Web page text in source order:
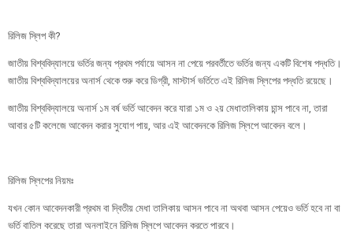
রিলিজ স্লিপ কী?
জাতীয় বিশ্ববিদ্যালয়ে ভর্তির জন্য প্রথম পর্যায়ে আসন না পেয়ে পরবর্তীতে ভর্তির জন্য একটি বিশেষ পদ্ধতি।
জাতীয় বিশ্ববিদ্যালয়ের অনার্স থেকে শুরু করে ডিগ্রী, মাস্টার্স ভর্তিতে এই রিলিজ স্লিপের পদ্ধতি রয়েছে।
জাতীয় বিশ্ববিদ্যালয়ে অনার্স ১ম বর্ষ ভর্তি আবেদন করে যারা ১ম ও ২য় মেধাতালিকায় চান্স পাবে না, তারা
আবার ৫টি কলেজে আবেদন করার সুযোগ পায়, আর এই আবেদনকে রিলিজ স্লিপে আবেদন বলে।
রিলিজ স্লিপের নিয়মঃ
যখন কোন আবেদনকারী প্রথম বা দ্বিতীয় মেধা তালিকায় আসন পাবে না অথবা আসন পেয়েও ভর্তি হবে না বা
ভর্তি বাতিল করেছে তারা অনলাইনে রিলিজ স্লিপে আবেদন করতে পারবে।